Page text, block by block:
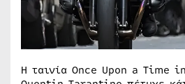
Η ταινία Once Upon a Time